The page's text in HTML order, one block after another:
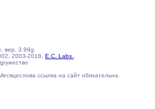
вер. 3.99g.
2003-2018, E.C. Labs.
ссылка на сайт обязательна.